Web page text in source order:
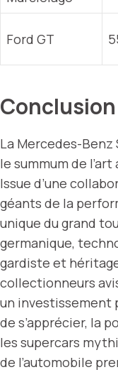
Ford GT
Conclusion
La Mercedes-Benz
le summum de
Issue d’une
géants de la
unique du grand
germanique,
gardiste et
collectionneurs
un investissement
de s’apprécier, la
les supercars
de l’automobile